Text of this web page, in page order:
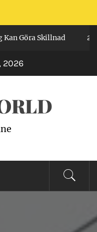
Göra Skillnad 2 år
2026